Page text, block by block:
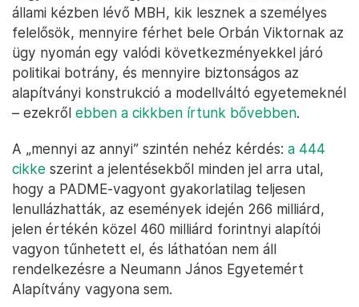
állami kézben lévő MBH, kik lesznek a személyes
felelősök, mennyire férhet bele Orbán Viktornak az
ügy nyomán egy valódi következményekkel járó
politikai botrány, és mennyire biztonságos az
alapítványi konstrukció a modellváltó egyetemeknél
– ezekről ebben a cikkben írtunk bővebben.
A „mennyi az annyi” szintén nehéz kérdés: a 444
cikke szerint a jelentésekből minden jel arra utal,
hogy a PADME-vagyont gyakorlatilag teljesen
lenullázhatták, az események idején 266 milliárd,
jelen értékén közel 460 milliárd forintnyi alapítói
vagyon tűnhetett el, és láthatóan nem áll
rendelkezésre a Neumann János Egyetemért
Alapítvány vagyona sem.